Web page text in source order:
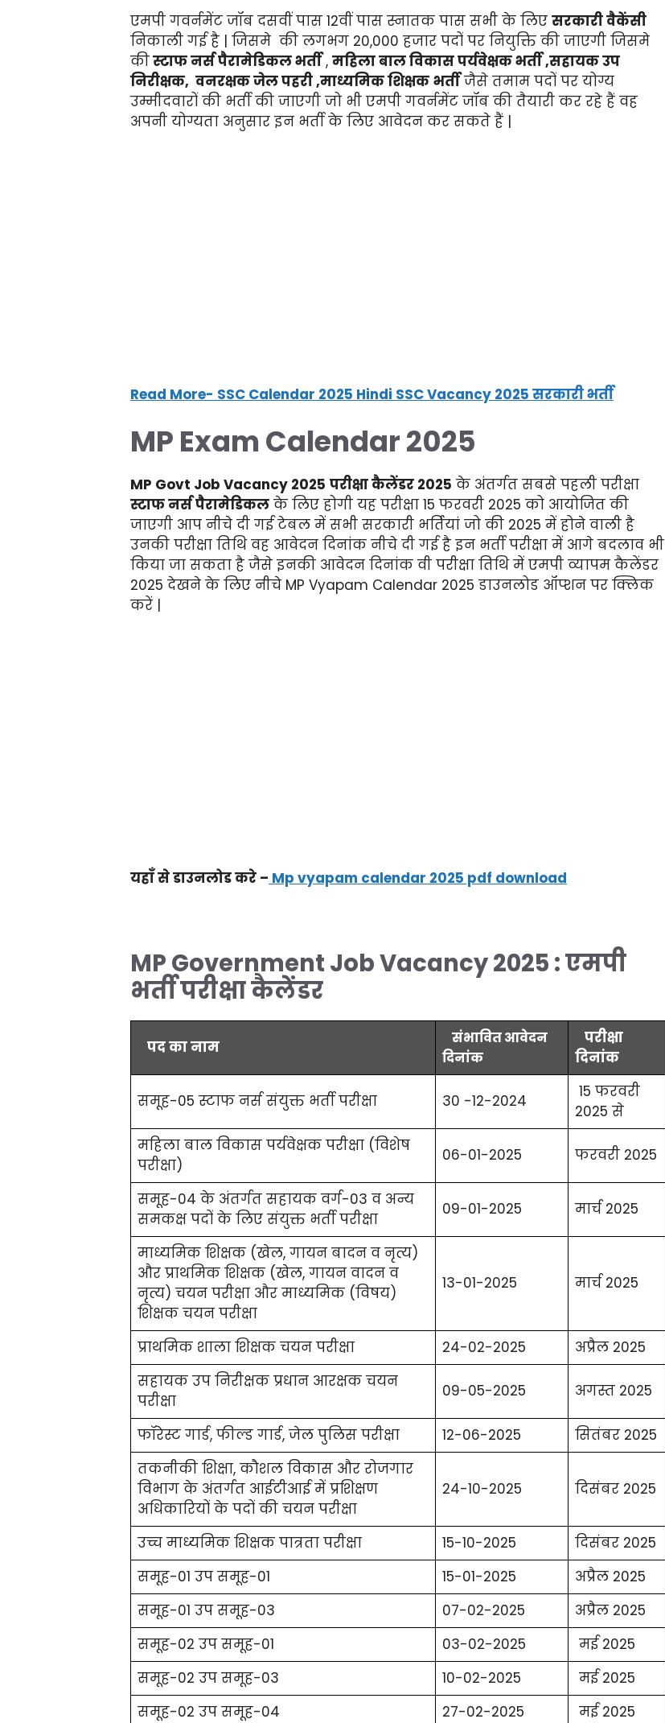
एमपी गवर्नमेंट जॉब दसवीं पास 12वीं पास स्नातक पास सभी के लिए सरकारी वैकेंसी
निकाली गई है | जिसमे की लगभग 20,000 हजार पदों पर नियुक्ति की जाएगी जिसमे
कीस्टाफ नर्स पैरामेडिकल भर्ती, महिला बाल विकास पर्यवेक्षक भर्ती ,सहायक उप
निरीक्षक, वनरक्षक जेल पहरी ,माध्यमिक शिक्षक भर्तीजैसे तमाम पदों पर योग्य
उम्मीदवारों की भर्ती की जाएगी जो भी एमपी गवर्नमेंट जॉब की तैयारी कर रहे हैं वह
अपनी योग्यता अनुसार इन भर्ती के लिए आवेदन कर सकते हैं |
Read More- SSC Calendar 2025 Hindi SSC Vacancy 2025 सरकारी भर्ती
MP Exam Calendar 2025
MP Govt Job Vacancy 2025 परीक्षा कैलेंडर 2025 के अंतर्गत सबसे पहली परीक्षा
स्टाफ नर्स पैरामेडिकल के लिए होगी यह परीक्षा 15 फरवरी 2025 को आयोजित की
जाएगी आप नीचे दी गई टेबल में सभी सरकारी भर्तियां जो की 2025 में होने वाली है
उनकी परीक्षा तिथि वह आवेदन दिनांक नीचे दी गई है इन भर्ती परीक्षा में आगे बदलाव भी
किया जा सकता है जैसे इनकी आवेदन दिनांक वी परीक्षा तिथि में एमपी व्यापम कैलेंडर
2025 देखने के लिए नीचे MP Vyapam Calendar 2025 डाउनलोड ऑप्शन पर क्लिक
करें |
यहाँ से डाउनलोड करे – Mp vyapam calendar 2025 pdf download
MP Government Job Vacancy 2025 :एमपी
भर्ती परीक्षा कैलेंडर
पद का नाम
संभावित आवेदन
दिनांक
परीक्षा
दिनांक
समूह-05 स्टाफ नर्स संयुक्त भर्ती परीक्षा 30 -12-2024
15 फरवरी
2025 से
महिला बाल विकास पर्यवेक्षक परीक्षा (विशेष
परीक्षा)
06-01-2025 फरवरी 2025
समूह-04 के अंतर्गत सहायक वर्ग-03 व अन्य
समकक्ष पदों के लिए संयुक्त भर्ती परीक्षा
09-01-2025 मार्च 2025
माध्यमिक शिक्षक (खेल, गायन बादन व नृत्य)
और प्राथमिक शिक्षक (खेल, गायन वादन व
नृत्य) चयन परीक्षा और माध्यमिक (विषय)
शिक्षक चयन परीक्षा
13-01-2025 मार्च 2025
प्राथमिक शाला शिक्षक चयन परीक्षा 24-02-2025
अप्रैल 2025
सहायक उप निरीक्षक प्रधान आरक्षक चयन
परीक्षा
09-05-2025 अगस्त 2025
फॉरेस्ट गार्ड, फील्ड गार्ड, जेल पुलिस परीक्षा 12-06-2025
सितंबर 2025
तकनीकी शिक्षा, कौशल विकास और रोजगार
विभाग के अंतर्गत आईटीआई में प्रशिक्षण
अधिकारियों के पदों की चयन परीक्षा
24-10-2025 दिसंबर 2025
उच्च माध्यमिक शिक्षक पात्रता परीक्षा 15-10-2025
दिसंबर 2025
समूह-01 उप समूह-01
15-01-2025
अप्रैल 2025
समूह-01 उप समूह-03
07-02-2025
अप्रैल 2025
समूह-02 उप समूह-01
03-02-2025
मई 2025
समूह-02 उप समूह-03
10-02-2025
मई 2025
समूह-02 उप समूह-04
27-02-2025 मई 2025